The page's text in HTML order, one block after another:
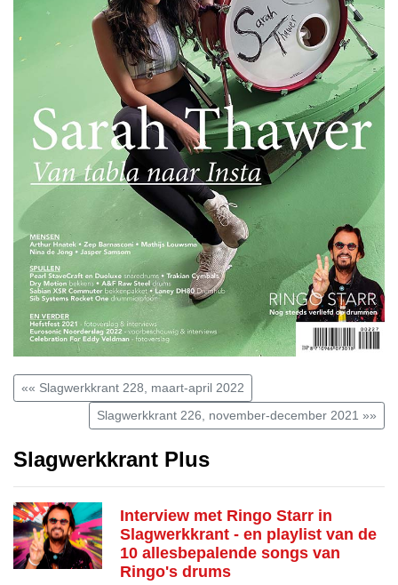
«« Slagwerkkrant 228, maart-april 2022
Slagwerkkrant 226, november-december 2021 »»
Slagwerkkrant Plus
Interview met Ringo Starr in
Slagwerkkrant - en playlist van de
10 allesbepalende songs van
Ringo's drums